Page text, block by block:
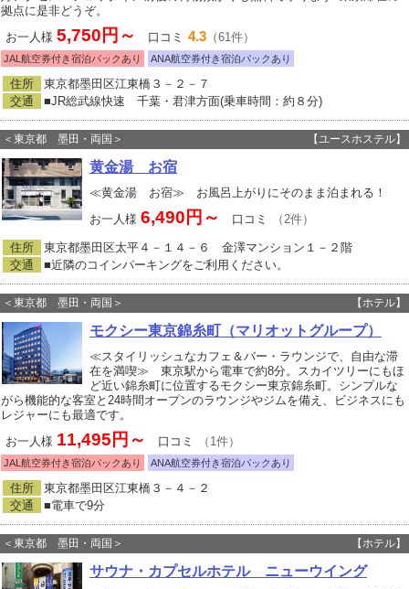
拠点に是非どうぞ。
お一人様 5,750円～ 口コミ 4.3 （61件）
JAL航空券付き宿泊パックあり ANA航空券付き宿泊パックあり
住所
東京都墨田区江東橋３－２－７
交通
■JR総武線快速 千葉・君津方面(乗車時間：約８分)
＜東京都 墨田・両国＞ 【ユースホステル】
黄金湯 お宿
≪黄金湯 お宿≫ お風呂上がりにそのまま泊まれる！
お一人様 6,490円～ 口コミ （2件）
住所
東京都墨田区太平４－１４－６ 金澤マンション１－２階
交通
■近隣のコインパーキングをご利用ください。
＜東京都 墨田・両国＞ 【ホテル】
モクシー東京錦糸町（マリオットグループ）
≪スタイリッシュなカフェ＆バー・ラウンジで、自由な滞
在を満喫≫ 東京駅から電車で約8分。スカイツリーにもほ
ど近い錦糸町に位置するモクシー東京錦糸町。シンプルな
がら機能的な客室と24時間オープンのラウンジやジムを備え、ビジネスにも
レジャーにも最適です。
お一人様 11,495円～ 口コミ （1件）
JAL航空券付き宿泊パックあり ANA航空券付き宿泊パックあり
住所
東京都墨田区江東橋３－４－２
交通
■電車で9分
＜東京都 墨田・両国＞ 【ホテル】
サウナ・カプセルホテル ニューウイング